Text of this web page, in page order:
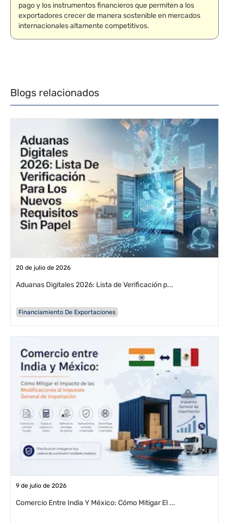
pago y los instrumentos financieros que permiten a los
exportadores crecer de manera sostenible en mercados
internacionales altamente competitivos.
Blogs relacionados
20 de julio de 2026
Aduanas Digitales 2026: Lista de Verificación p...
Financiamiento De Exportaciones
9 de julio de 2026
Comercio Entre India Y México: Cómo Mitigar El ...